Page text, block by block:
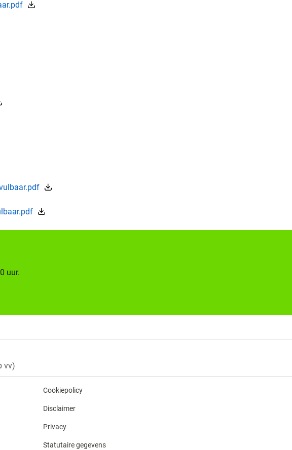
uur.
vv)
Cookiepolicy
Disclaimer
Privacy
Statutaire gegevens